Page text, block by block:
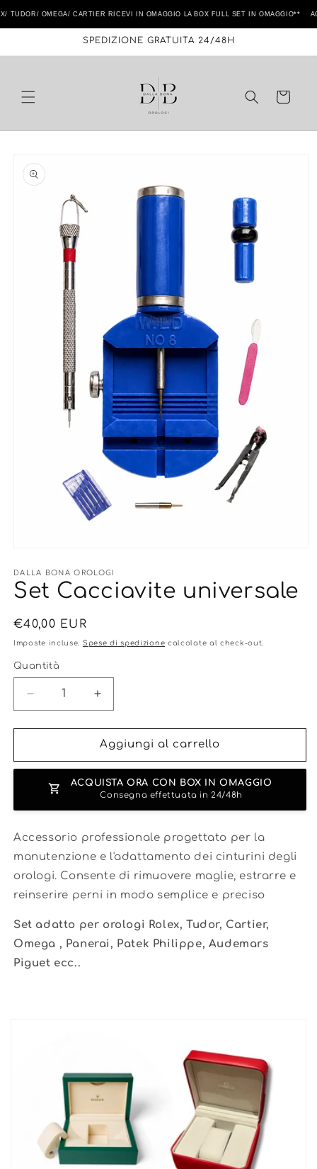
TUDOR/ OMEGA/ CARTIER RICEVI IN OMAGGIO LA BOX FULL SET IN OMAGGIO**
direttamente
ai contenuti
SPEDIZIONE GRATUITA 24/48H
Carrello
informazioni
sul prodotto
multimediali
1
in
DALLA BONA OROLOGI
Set Cacciavite universale
Prezzo
di
listino
€40,00 EUR
Imposte incluse. Spese di spedizione calcolate al check-out.
Quantità
Diminuisci
quantità
per
Cacciavite
Aumenta
quantità
per
Set
Cacciavite
Aggiungi al carrello
ACQUISTA ORA CON BOX IN OMAGGIO
Consegna effettuata in 24/48h
Accessorio professionale progettato per la
manutenzione e l'adattamento dei cinturini degli
orologi. Consente di rimuovere maglie, estrarre e
reinserire perni in modo semplice e preciso
Set adatto per orologi Rolex, Tudor, Cartier,
Omega , Panerai, Patek Philippe, Audemars
Piguet ecc..